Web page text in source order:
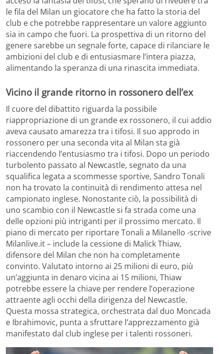
le fila del Milan un giocatore che ha fatto la storia del
club e che potrebbe rappresentare un valore aggiunto
sia in campo che fuori. La prospettiva di un ritorno del
genere sarebbe un segnale forte, capace di rilanciare le
ambizioni del club e di entusiasmare l’intera piazza,
alimentando la speranza di una rinascita immediata.
Vicino il grande ritorno in rossonero dell’ex
Il cuore del dibattito riguarda la possibile
riappropriazione di un grande ex rossonero, il cui addio
aveva causato amarezza tra i tifosi. Il suo approdo in
rossonero per una seconda vita al Milan sta già
riaccendendo l’entusiasmo tra i tifosi. Dopo un periodo
turbolento passato al Newcastle, segnato da una
squalifica legata a scommesse sportive, Sandro Tonali
non ha trovato la continuità di rendimento attesa nel
campionato inglese. Nonostante ciò, la possibilità di
uno scambio con il Newcastle si fa strada come una
delle opzioni più intriganti per il prossimo mercato. Il
piano di mercato per riportare Tonali a Milanello -scrive
Milanlive.it – include la cessione di Malick Thiaw,
difensore del Milan che non ha completamente
convinto. Valutato intorno ai 25 milioni di euro, più
un’aggiunta in denaro vicina ai 15 milioni, Thiaw
potrebbe essere la chiave per rendere l’operazione
attraente agli occhi della dirigenza del Newcastle.
Questa mossa strategica, orchestrata dal duo Moncada
e Ibrahimovic, punta a sfruttare l’apprezzamento già
manifestato dal club inglese per i talenti rossoneri.